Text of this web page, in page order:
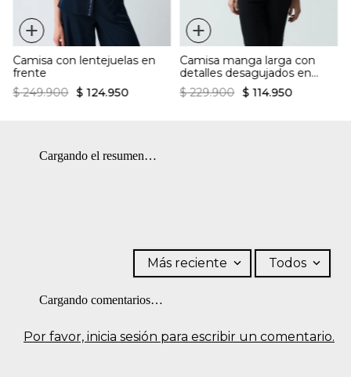
Secado en tendedero a la sombra.
+
Camisa con lentejuelas en
frente
$ 249.900 $ 124.950
+
Camisa manga larga con
detalles desagujados en
ruedo
$ 229.900 $ 114.950
Cargando el resumen…
Por favor, inicia sesión para escribir un comentario.
Más reciente Todos
Cargando comentarios…